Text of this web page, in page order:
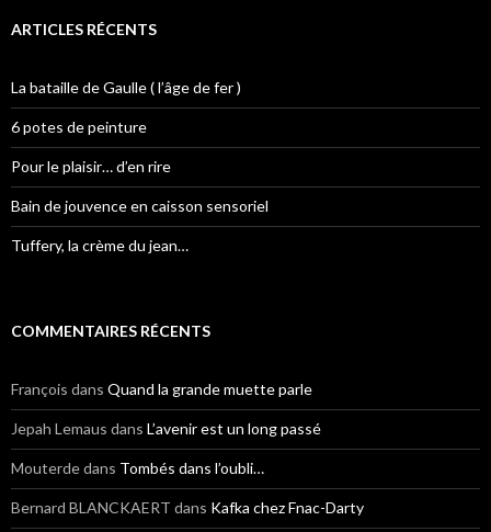
ARTICLES RÉCENTS
La bataille de Gaulle ( l’âge de fer )
6 potes de peinture
Pour le plaisir… d’en rire
Bain de jouvence en caisson sensoriel
Tuffery, la crème du jean…
COMMENTAIRES RÉCENTS
François dans Quand la grande muette parle
Jepah Lemaus dans L’avenir est un long passé
Mouterdedans Tombés dans l’oubli…
Bernard BLANCKAERT dans Kafka chez Fnac-Darty